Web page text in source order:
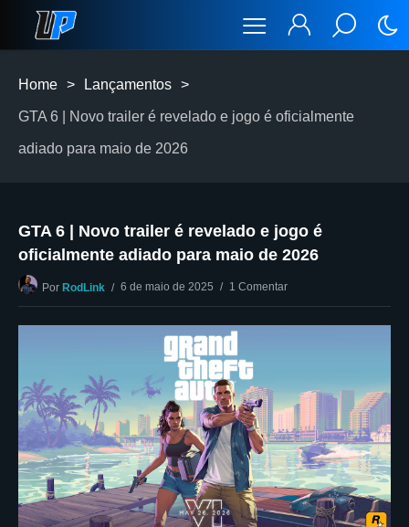
Home > Lançamentos >
GTA 6 | Novo trailer é revelado e jogo é oficialmente
adiado para maio de 2026
GTA 6 | Novo trailer é revelado e jogo é
oficialmente adiado para maio de 2026
Por RodLink 6 de maio de 2025 1 Comentar